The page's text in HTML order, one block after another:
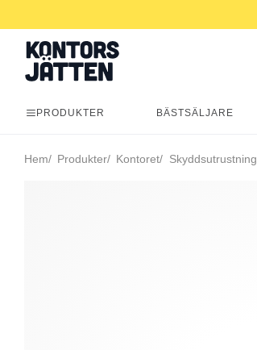
PRODUKTER BÄSTSÄLJARE
Hem Produkter Kontoret Skyddsutrustning